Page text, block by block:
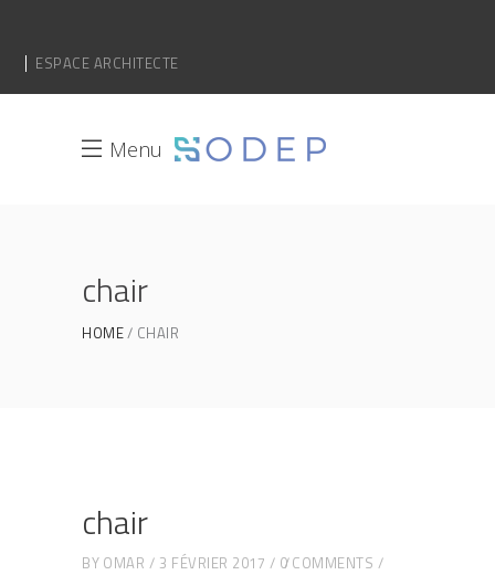
ESPACE ARCHITECTE
Menu
chair
HOME CHAIR
chair
BY OMAR 3 FÉVRIER 2017
0 COMMENTS